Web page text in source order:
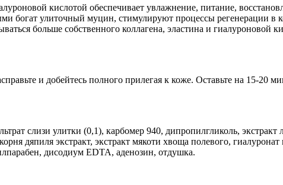
кислотой обеспечивает увлажнение, питание,
богат улиточный муцин, стимулируют процессы регенерации в
больше собственного коллагена, эластина и гиалуроновой
и добейтесь полного прилегая к коже. Оставьте на 15-20
слизи улитки (0,1), карбомер 940, дипропилгликоль, экстракт
дяпиля экстракт, экстракт мякоти хвоща полевого,
дисодиум EDTA, аденозин, отдушка.